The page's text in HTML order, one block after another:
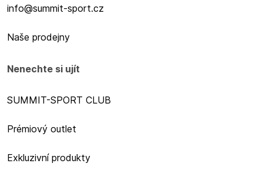
info@summit-sport.cz
Naše prodejny
Nenechte si ujít
SUMMIT-SPORT CLUB
Prémiový outlet
Exkluzivní produkty